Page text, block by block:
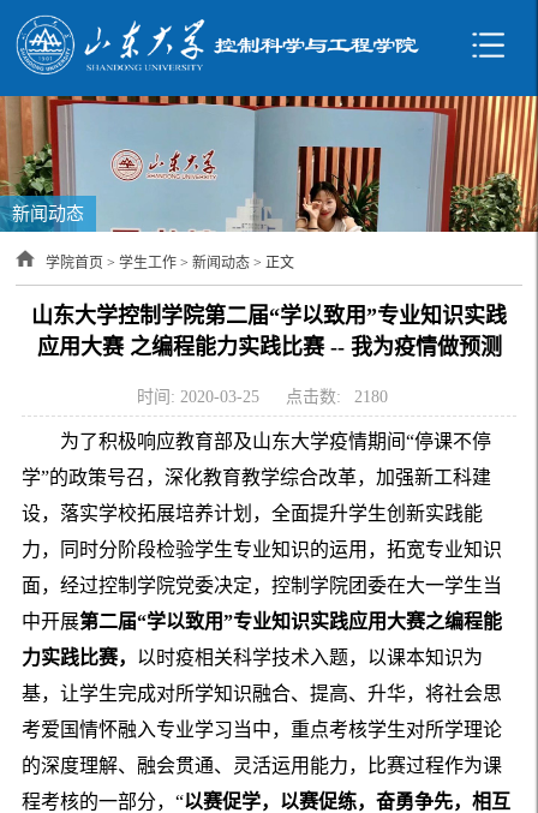
新闻动态
学院首页 >学生工作 >新闻动态 > 正文
山东大学控制学院第二届“学以致用”专业知识实践
应用大赛 之编程能力实践比赛 -- 我为疫情做预测
时间: 2020-03-25 点击数: 2180
为了积极响应教育部及山东大学疫情期间“停课不停
学”的政策号召，深化教育教学综合改革，加强新工科建
设，落实学校拓展培养计划，全面提升学生创新实践能
力，同时分阶段检验学生专业知识的运用，拓宽专业知识
面，经过控制学院党委决定，控制学院团委在大一学生当
中开展第二届“学以致用”专业知识实践应用大赛之编程能
力实践比赛， 以时疫相关科学技术入题，以课本知识为
基，让学生完成对所学知识融合、提高、升华，将社会思
考爱国情怀融入专业学习当中， 重点考核学生对所学理论
的深度理解、融会贯通、灵活运用能力，比赛过程作为课
程考核的一部分， “以赛促学，以赛促练，奋勇争先，相互